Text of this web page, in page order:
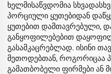
ხელმისაწვდომია
პორციული ყუთებიდან
ყუთებით დამთავრებული,
განყოფილებებით
გასამკაცრებლად. ისინი
მეთოდებთან, როგორიცაა
გამათბობელი ფირმები ან